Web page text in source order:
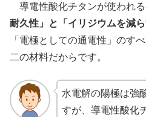
導電性酸化チタンが使われる
耐久性」と「イリジウムを減ら
「電極としての通電性」のす
二の材料だからです。
水電解の陽極は強
すが、導電性酸化